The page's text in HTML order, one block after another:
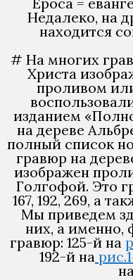
Недалеко, на
находится
# На многих
Христа
проливом
изданием
на дереве
полный список
гравюр на
изображен
Голгофой. Это
167, 192, 269, а
Мы приведем
них, а
гравюр: 125-й на
192-й на
на